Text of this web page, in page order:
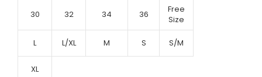
30 32 34 36
Free
Size
L L/XL M S S/M
XL